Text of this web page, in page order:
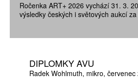
Ročenka ART+ 2026 vychází 31. 3.
výsledky českých i světových aukcí
DIPLOMKY AVU
Radek Wohlmuth mikro červenec